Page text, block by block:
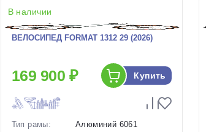
В наличии
ВЕЛОСИПЕД FORMAT 1312 29 (2026)
169 900 ₽ Купить
Тип рамы:
Алюминий 6061